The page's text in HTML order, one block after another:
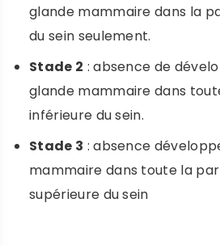
glande mammaire dans la
du sein seulement.
Stade 2 : absence de
glande mammaire dans
inférieure du sein.
Stade 3 : absence
mammaire dans toute la
supérieure du sein
Prendre
DR
PRENDRE